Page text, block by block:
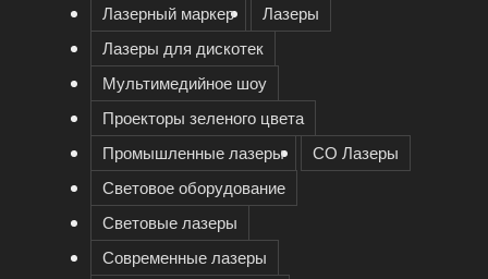
Лазерный маркер
Лазеры
Лазеры для дискотек
Мультимедийное шоу
Проекторы зеленого цвета
Промышленные лазеры
СО Лазеры
Световое оборудование
Световые лазеры
Современные лазеры